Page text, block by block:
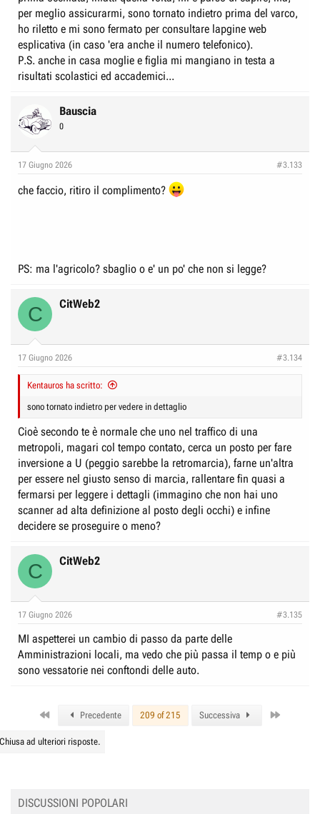
per meglio assicurarmi, sono tornato indietro prima del varco,
ho riletto e mi sono fermato per consultare lapgine web
esplicativa (in caso 'era anche il numero telefonico).
P.S. anche in casa moglie e figlia mi mangiano in testa a
risultati scolastici ed accademici...
Bauscia
0
17 Giugno 2026 #3.133
che faccio, ritiro il complimento?
PS: ma l'agricolo? sbaglio o e' un po' che non si legge?
C CitWeb2
17 Giugno 2026 #3.134
Kentauros ha scritto:
sono tornato indietro per vedere in dettaglio
Cioè secondo te è normale che uno nel traffico di una
metropoli, magari col tempo contato, cerca un posto per fare
inversione a U (peggio sarebbe la retromarcia), farne un'altra
per essere nel giusto senso di marcia, rallentare fin quasi a
fermarsi per leggere i dettagli (immagino che non hai uno
scanner ad alta definizione al posto degli occhi) e infine
decidere se proseguire o meno?
C CitWeb2
17 Giugno 2026 #3.135
MI aspetterei un cambio di passo da parte delle
Amministrazioni locali, ma vedo che più passa il temp o e più
sono vessatorie nei conftondi delle auto.
Precedente 209 of 215 Successiva
ad ulteriori risposte.
DISCUSSIONI POPOLARI